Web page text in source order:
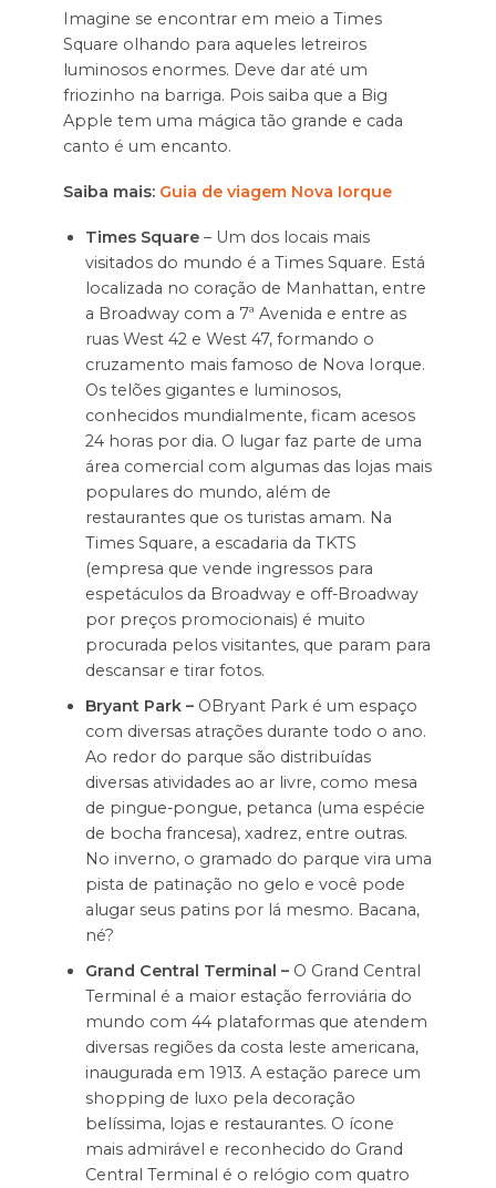
Imagine se encontrar em meio a Times
Square olhando para aqueles letreiros
luminosos enormes. Deve dar até um
friozinho na barriga. Pois saiba que a Big
Apple tem uma mágica tão grande e cada
canto é um encanto.
Saiba mais: Guia de viagem Nova Iorque
Times Square– Um dos locais mais
visitados do mundo é a Times Square. Está
localizada no coração de Manhattan, entre
a Broadway com a 7ª Avenida e entre as
ruas West 42 e West 47, formando o
cruzamento mais famoso de Nova Iorque.
Os telões gigantes e luminosos,
conhecidos mundialmente, ficam acesos
24 horas por dia. O lugar faz parte de uma
área comercial com algumas das lojas mais
populares do mundo, além de
restaurantes que os turistas amam. Na
Times Square, a escadaria da TKTS
(empresa que vende ingressos para
espetáculos da Broadway e off-Broadway
por preços promocionais) é muito
procurada pelos visitantes, que param para
descansar e tirar fotos.
Bryant Park –OBryant Park é um espaço
com diversas atrações durante todo o ano.
Ao redor do parque são distribuídas
diversas atividades ao ar livre, como mesa
de pingue-pongue, petanca (uma espécie
de bocha francesa), xadrez, entre outras.
No inverno, o gramado do parque vira uma
pista de patinação no gelo e você pode
alugar seus patins por lá mesmo. Bacana,
né?
Grand Central Terminal – O Grand Central
Terminal é a maior estação ferroviária do
mundo com 44 plataformas que atendem
diversas regiões da costa leste americana,
inaugurada em 1913. A estação parece um
shopping de luxo pela decoração
belíssima, lojas e restaurantes. O ícone
mais admirável e reconhecido do Grand
Central Terminal é o relógio com quatro